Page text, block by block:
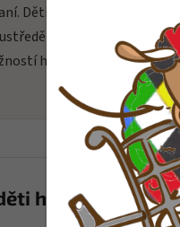
Děti si při hraní rozvíjejí
a radost z objevování
hry.
hračku oblíbí?